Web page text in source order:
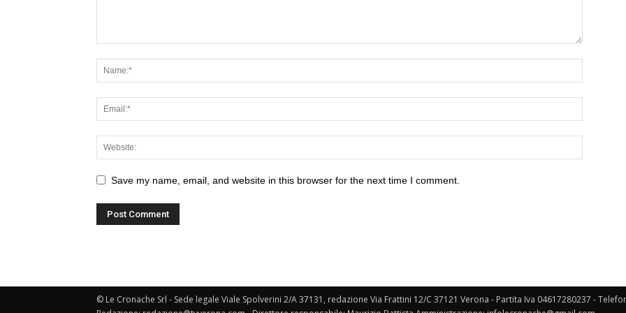
Save my name, email, and website in this browser for the next time I comment.
© Le Cronache Srl - Sede legale Viale Spolverini 2/A 37131, redazione Via Frattini 12/C 37121 Verona - Partita Iva 04617280237 -